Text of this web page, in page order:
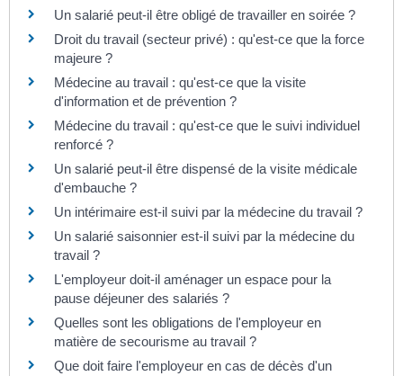
Un salarié peut-il être obligé de travailler en soirée ?
Droit du travail (secteur privé) : qu'est-ce que la force
majeure ?
Médecine au travail : qu'est-ce que la visite
d'information et de prévention ?
Médecine du travail : qu'est-ce que le suivi individuel
renforcé ?
Un salarié peut-il être dispensé de la visite médicale
d'embauche ?
Un intérimaire est-il suivi par la médecine du travail ?
Un salarié saisonnier est-il suivi par la médecine du
travail ?
L'employeur doit-il aménager un espace pour la
pause déjeuner des salariés ?
Quelles sont les obligations de l'employeur en
matière de secourisme au travail ?
Que doit faire l'employeur en cas de décès d'un